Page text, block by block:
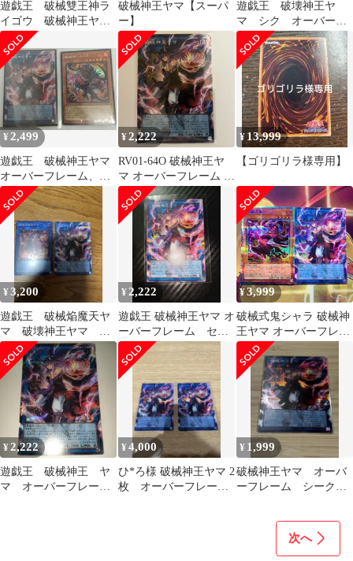
遊戯王 破械雙王神ラ
イゴウ 破械神王ヤ
マ オーバーフレーム
シークレットレアセッ
ト
破械神王ヤマ【スーパ
ー】
遊戯王 破壊神王ヤ
マ シク オーバーフ
レームシク
¥ 2,499
遊戯王 破械神王ヤマ
オーバーフレーム、シ
ャバラ シク
¥2,222
RV01-64O 破械神王ヤ
マ オーバーフレーム 1
枚
¥13,999
【ゴリゴリラ様専用】
¥3,200
遊戯王 破械焔魔天ヤ
マ 破壊神王ヤマ シ
ク オーバーフレーム
シク
¥ 2,222
遊戯王 破械神王ヤマ オ
ーバーフレーム セッ
ト
¥3,999
破械式鬼シャラ 破械神
王ヤマ オーバーフレー
ム プリシク プリズマ
¥2,222
遊戯王 破械神王 ヤ
マ オーバーフレー
¥4,000
ひ*ろ様 破械神王ヤマ 2
枚 オーバーフレーム
¥ 1,999
破械神王ヤマ オーバ
ーフレーム シークレ
次へ